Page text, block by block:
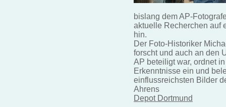
bislang dem AP-
aktuelle Recherchen auf
hin.
Der Foto-Historiker
forscht und auch an den
AP beteiligt war, ordnet
Erkenntnisse ein und
einflussreichsten Bilder
Ahrens
Depot Dortmund